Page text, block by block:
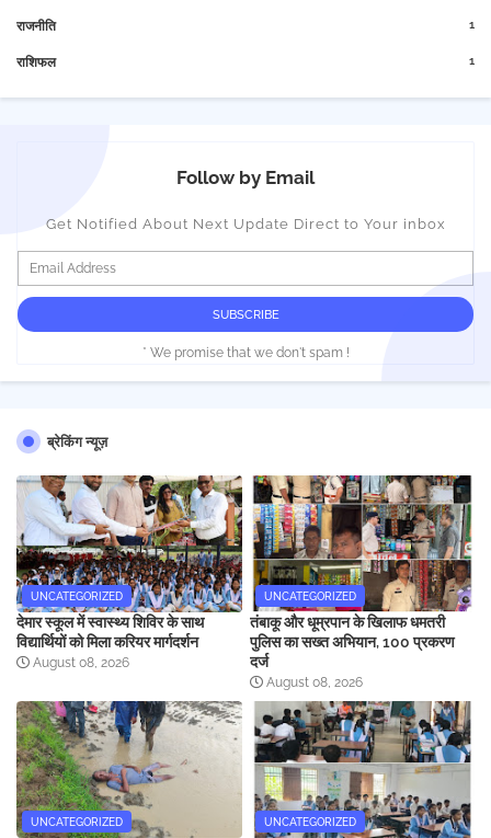
राजनीति 1
राशिफल 1
Follow by Email
Get Notified About Next Update Direct to Your inbox
* We promise that we don't spam !
ब्रेकिंग न्यूज़
UNCATEGORIZED
देमार स्कूल में स्वास्थ्य शिविर के साथ
विद्यार्थियों को मिला करियर मार्गदर्शन
August 08, 2026
UNCATEGORIZED
तंबाकू और धूम्रपान के खिलाफ धमतरी
पुलिस का सख्त अभियान, 100 प्रकरण
दर्ज
August 08, 2026
UNCATEGORIZED UNCATEGORIZED